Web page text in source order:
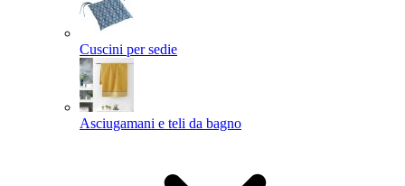
Cuscini per sedie
Asciugamani e teli da bagno